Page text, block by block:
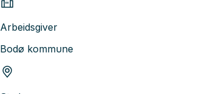
Arbeidsgiver
Bodø kommune